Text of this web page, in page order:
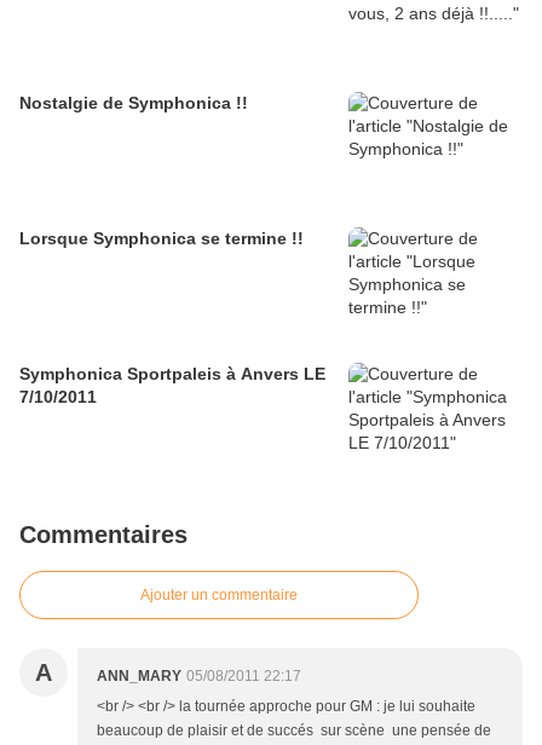
Nostalgie de Symphonica !!
Lorsque Symphonica se termine !!
Symphonica Sportpaleis à Anvers LE
7/10/2011
Commentaires
Ajouter un commentaire
A ANN_MARY 05/08/2011 22:17
<br /> <br /> la tournée approche pour GM : je lui souhaite
beaucoup de plaisir et de succés sur scène une pensée de